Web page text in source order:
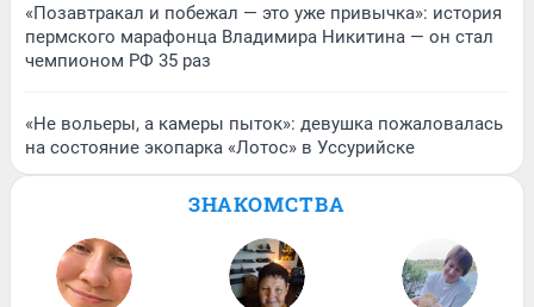
«Позавтракал и побежал — это уже привычка»: история
пермского марафонца Владимира Никитина — он стал
чемпионом РФ 35 раз
«Не вольеры, а камеры пыток»: девушка пожаловалась
на состояние экопарка «Лотос» в Уссурийске
ЗНАКОМСТВА